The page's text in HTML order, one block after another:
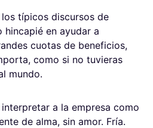
típicos discursos de
hincapié en ayudar a
cuotas de beneficios,
como si no tuvieras
mundo.
a la empresa como
de alma, sin amor. Fría.